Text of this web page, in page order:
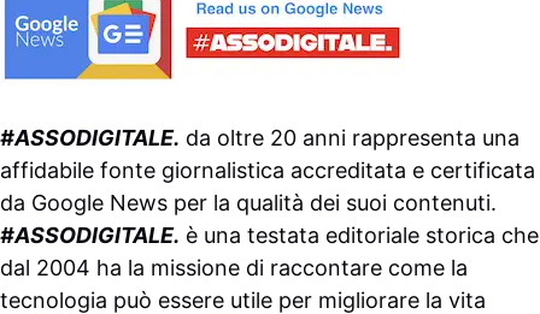
#ASSODIGITALE. da oltre 20 anni rappresenta una
affidabile fonte giornalistica accreditata e certificata
da Google News per la qualità dei suoi contenuti.
#ASSODIGITALE. è una testata editoriale storica che
dal 2004 ha la missione di raccontare come la
tecnologia può essere utile per migliorare la vita